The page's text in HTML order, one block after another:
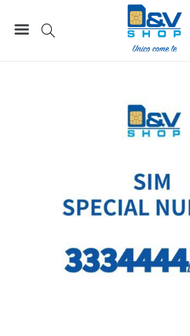
SIM Tim Special Number 3334444A4A